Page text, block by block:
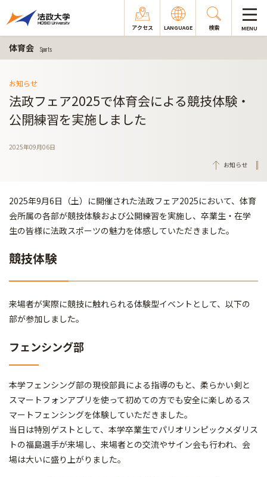
アクセス LANGUAGE 検索 MENU
体育会 Sports
お知らせ
法政フェア2025で体育会による競技体験・
公開練習を実施しました
2025年09月06日
お知らせ
2025年9月6日（土）に開催された法政フェア2025において、体育
会所属の各部が競技体験および公開練習を実施し、卒業生・在学
生の皆様に法政スポーツの魅力を体感していただきました。
競技体験
来場者が実際に競技に触れられる体験型イベントとして、以下の
部が参加しました。
フェンシング部
本学フェンシング部の現役部員による指導のもと、柔らかい剣と
スマートフォンアプリを使って初めての方でも安全に楽しめるス
マートフェンシングを体験していただきました。
当日は特別ゲストとして、本学卒業生でパリオリンピックメダリス
トの福島選手が来場し、来場者との交流やサイン会も行われ、会
場は大いに盛り上がりました。